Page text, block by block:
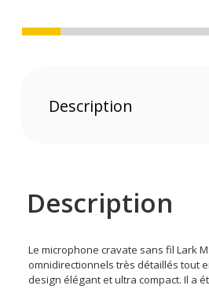
Description
Description
Le microphone cravate sans fil Lark
omnidirectionnels très détaillés tout
design élégant et ultra compact. Il a